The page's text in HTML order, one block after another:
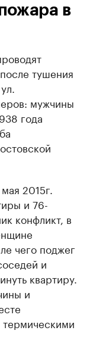
в
тушения
мужчины
года
2015г.
и 76-
конфликт, в
чего поджег
и
квартиру.
и